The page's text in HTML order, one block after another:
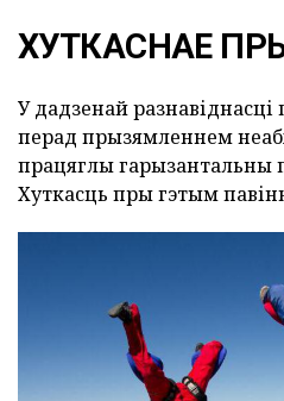
ХУТКАСНАЕ
У дадзенай
перад прызямленнем
працяглы гарызантальны
Хуткасць пры гэтым